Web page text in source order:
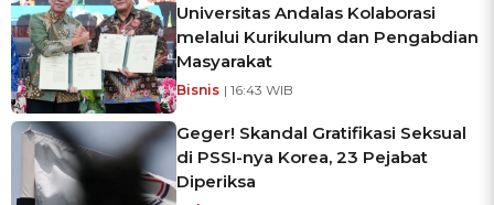
Universitas Andalas Kolaborasi
melalui Kurikulum dan Pengabdian
Masyarakat
Bisnis | 16:43 WIB
Geger! Skandal Gratifikasi Seksual
di PSSI-nya Korea, 23 Pejabat
Diperiksa